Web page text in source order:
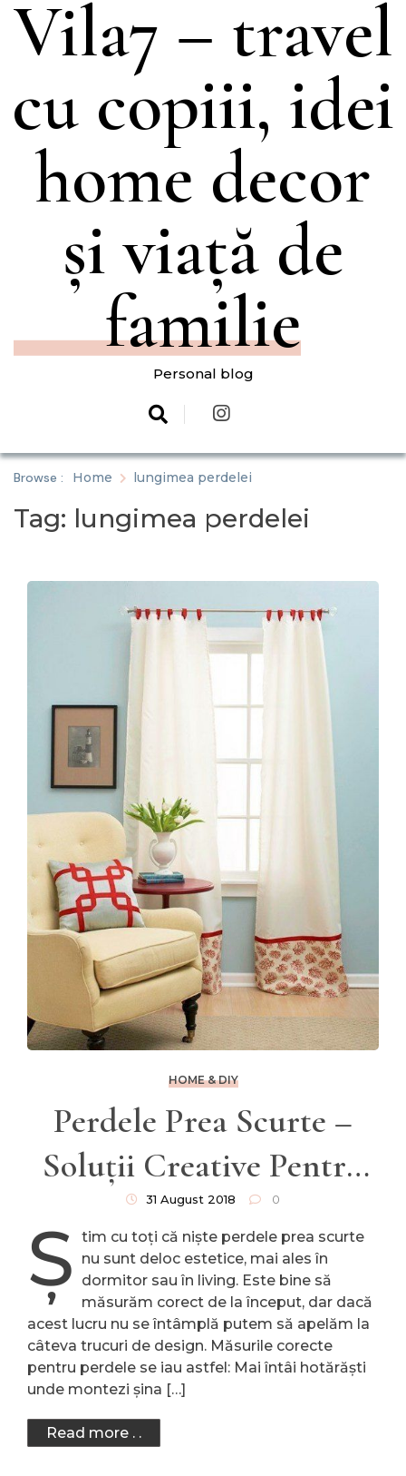
Vila7 – travel
cu copiii, idei
home decor
și viață de
familie
Personal blog
Browse : Home lungimea perdelei
Tag: lungimea perdelei
HOME & DIY
Perdele Prea Scurte –
Soluții Creative Pentru
A Le Lungi
31 August 2018 0
Ș tim cu toți că niște perdele prea scurte
nu sunt deloc estetice, mai ales în
dormitor sau în living. Este bine să
măsurăm corect de la început, dar dacă
acest lucru nu se întâmplă putem să apelăm la
câteva trucuri de design. Măsurile corecte
pentru perdele se iau astfel: Mai întâi hotărăști
unde montezi șina […]
Read more . .